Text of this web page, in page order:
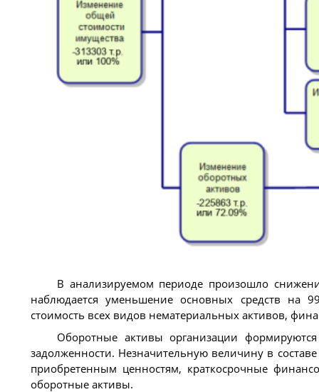
В анализируемом периоде произошло
наблюдается уменьшение основных средств на
стоимость всех видов нематериальных активов,
Оборотные активы организации
задолженности. Незначительную величину в
приобретенным ценностям, краткосрочные
оборотные активы.